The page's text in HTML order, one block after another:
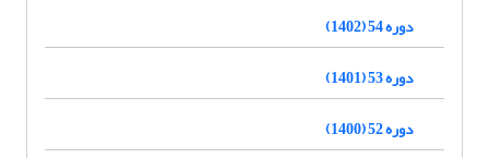
دوره 54 (1402)
دوره 53 (1401)
دوره 52 (1400)